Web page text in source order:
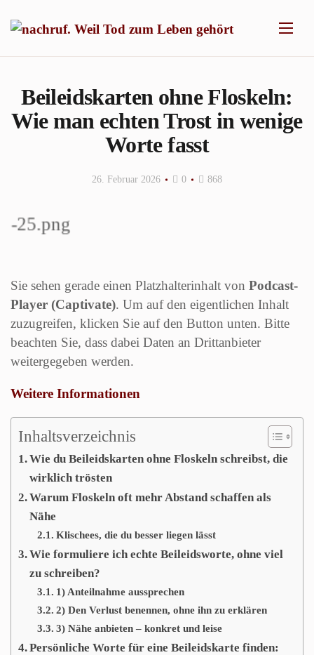
Beileidskarten ohne Floskeln:
Wie man echten Trost in wenige
Worte fasst
26. Februar 2026 0 868
Sie sehen gerade einen Platzhalterinhalt von Podcast-
Player (Captivate). Um auf den eigentlichen Inhalt
zuzugreifen, klicken Sie auf den Button unten. Bitte
beachten Sie, dass dabei Daten an Drittanbieter
weitergegeben werden.
Weitere Informationen
Erforderlichen Service akzeptieren und Inhalte
Inhaltsverzeichnis
Wie du Beileidskarten ohne Floskeln schreibst, die
wirklich trösten
Warum Floskeln oft mehr Abstand schaffen als
Nähe
Klischees, die du besser liegen lässt
Wie formuliere ich echte Beileidsworte, ohne viel
zu schreiben?
1) Anteilnahme aussprechen
2) Den Verlust benennen, ohne ihn zu erklären
3) Nähe anbieten – konkret und leise
Persönliche Worte für eine Beileidskarte finden: